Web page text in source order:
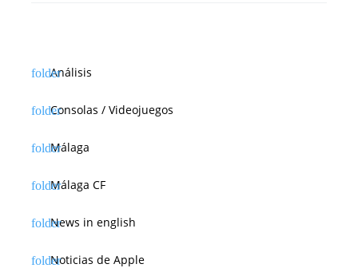
Análisis
Consolas / Videojuegos
Málaga
Málaga CF
News in english
Noticias de Apple